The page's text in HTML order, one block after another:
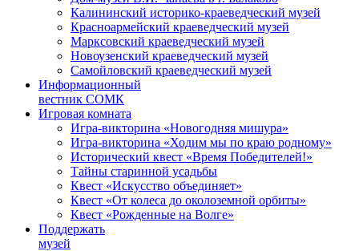
Калининский историко-краеведческий музей
Красноармейский краеведческий музей
Марксовский краеведческий музей
Новоузенский краеведческий музей
Самойловский краеведческий музей
Информационный
вестник СОМК
Игровая комната
Игра-викторина «Новогодняя мишура»
Игра-викторина «Ходим мы по краю родному»
Исторический квест «Время Победителей!»
Тайны старинной усадьбы
Квест «Искусство объединяет»
Квест «От колеса до околоземной орбиты»
Квест «Рожденные на Волге»
Поддержать
музей